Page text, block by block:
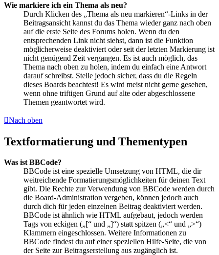
Wie markiere ich ein Thema als neu?
Durch Klicken des „Thema als neu markieren“-Links in der
Beitragsansicht kannst du das Thema wieder ganz nach oben
auf die erste Seite des Forums holen. Wenn du den
entsprechenden Link nicht siehst, dann ist die Funktion
möglicherweise deaktiviert oder seit der letzten Markierung ist
nicht genügend Zeit vergangen. Es ist auch möglich, das
Thema nach oben zu holen, indem du einfach eine Antwort
darauf schreibst. Stelle jedoch sicher, dass du die Regeln
dieses Boards beachtest! Es wird meist nicht gerne gesehen,
wenn ohne triftigen Grund auf alte oder abgeschlossene
Themen geantwortet wird.
Nach oben
Textformatierung und Thementypen
Was ist BBCode?
BBCode ist eine spezielle Umsetzung von HTML, die dir
weitreichende Formatierungsmöglichkeiten für deinen Text
gibt. Die Rechte zur Verwendung von BBCode werden durch
die Board-Administration vergeben, können jedoch auch
durch dich für jeden einzelnen Beitrag deaktiviert werden.
BBCode ist ähnlich wie HTML aufgebaut, jedoch werden
Tags von eckigen („[“ und „]“) statt spitzen („<“ und „>“)
Klammern eingeschlossen. Weitere Informationen zu
BBCode findest du auf einer speziellen Hilfe-Seite, die von
der Seite zur Beitragserstellung aus zugänglich ist.